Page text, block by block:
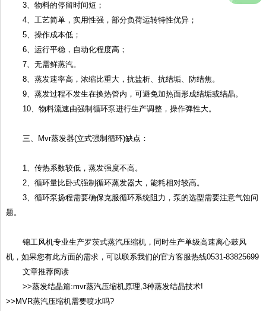
3、物料的停留时间短；
4、工艺简单，实用性强，部分负荷运转特性优异；
5、操作成本低；
6、运行平稳，自动化程度高；
7、无需鲜蒸汽。
8、蒸发速率高，浓缩比重大，抗盐析、抗结垢、防结焦。
9、蒸发过程不发生在换热管内，可避免加热面形成结垢或结晶。
10、物料流速由强制循环泵进行生产调整，操作弹性大。
三、Mvr蒸发器(立式强制循环)缺点：
1、传热系数较低，蒸发强度不高。
2、循环量比卧式强制循环蒸发器大，能耗相对较高。
3、循环泵扬程需要确保克服循环系统阻力，泵的选型需要注意气蚀问
题。
锦工风机专业生产罗茨式蒸汽压缩机，同时生产单级高速离心鼓风
机，如果您有此方面的需求，可以联系我们的官方客服热线0531-83825699
文章推荐阅读
>>蒸发结晶篇:mvr蒸汽压缩机原理,3种蒸发结晶技术!
>>MVR蒸汽压缩机需要喷水吗?